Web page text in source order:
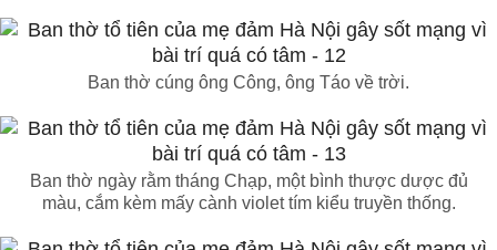
Ban thờ cúng ông Công, ông Táo về trời.
Ban thờ ngày rằm tháng Chạp, một bình thược dược đủ
màu, cắm kèm mấy cành violet tím kiểu truyền thống.